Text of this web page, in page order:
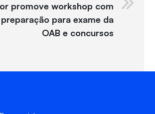
promove workshop com
para exame da
OAB e concursos